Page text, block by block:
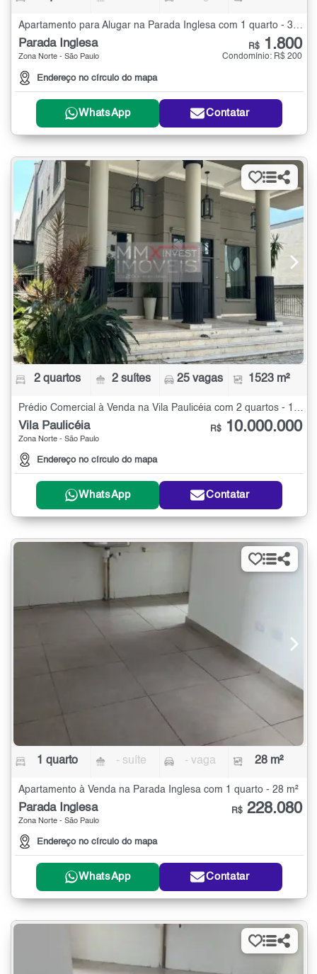
Apartamento para Alugar na Parada Inglesa com 1 quarto - 34 m²
Parada Inglesa
Zona Norte - São Paulo
Endereço no círculo do mapa
R$ 1.800
Condomínio: R$ 200
WhatsApp Contatar
2 quartos 2 suítes 25 vagas 1523 m²
Vila Paulicéia
Zona Norte - São Paulo
Endereço no círculo do mapa
R$ 10.000.000
WhatsApp Contatar
1 quarto - suíte - vaga 28 m²
Apartamento à Venda na Parada Inglesa com 1 quarto - 28 m²
Parada Inglesa
Zona Norte - São Paulo
Endereço no círculo do mapa
R$ 228.080
WhatsApp Contatar